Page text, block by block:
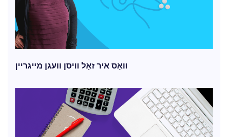
וואָס איר זאָל וויסן וועגן מייגריין